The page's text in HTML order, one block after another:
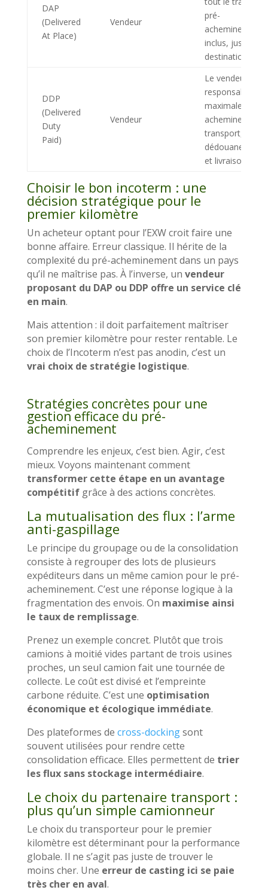
DAP
(Delivered
At Place)
Vendeur
pré-
acheminement
inclus, jusqu’à la
destination
DDP
(Delivered
Duty
Paid)
Vendeur
Le vendeur a la
responsabilité
maximale : pré-
acheminement,
transport,
dédouanement
et livraison.
Choisir le bon incoterm : une
décision stratégique pour le
premier kilomètre
Un acheteur optant pour l’EXW croit faire une
bonne affaire. Erreur classique. Il hérite de la
complexité du pré-acheminement dans un pays
qu’il ne maîtrise pas. À l’inverse, un vendeur
proposant du DAP ou DDP offre un service clé
en main.
Mais attention : il doit parfaitement maîtriser
son premier kilomètre pour rester rentable. Le
choix de l’Incoterm n’est pas anodin, c’est un
vrai choix de stratégie logistique.
Stratégies concrètes pour une
gestion efficace du pré-
acheminement
Comprendre les enjeux, c’est bien. Agir, c’est
mieux. Voyons maintenant comment
transformer cette étape en un avantage
compétitifgrâce à des actions concrètes.
La mutualisation des flux : l’arme
anti-gaspillage
Le principe du groupage ou de la consolidation
consiste à regrouper des lots de plusieurs
expéditeurs dans un même camion pour le pré-
acheminement. C’est une réponse logique à la
fragmentation des envois. On maximise ainsi
le taux de remplissage.
Prenez un exemple concret. Plutôt que trois
camions à moitié vides partant de trois usines
proches, un seul camion fait une tournée de
collecte. Le coût est divisé et l’empreinte
carbone réduite. C’est une optimisation
économique et écologique immédiate.
Des plateformes de cross-dockingsont
souvent utilisées pour rendre cette
consolidation efficace. Elles permettent de trier
les flux sans stockage intermédiaire.
Le choix du partenaire transport :
plus qu’un simple camionneur
Le choix du transporteur pour le premier
kilomètre est déterminant pour la performance
globale. Il ne s’agit pas juste de trouver le
moins cher. Une erreur de casting ici se paie
très cher en aval.